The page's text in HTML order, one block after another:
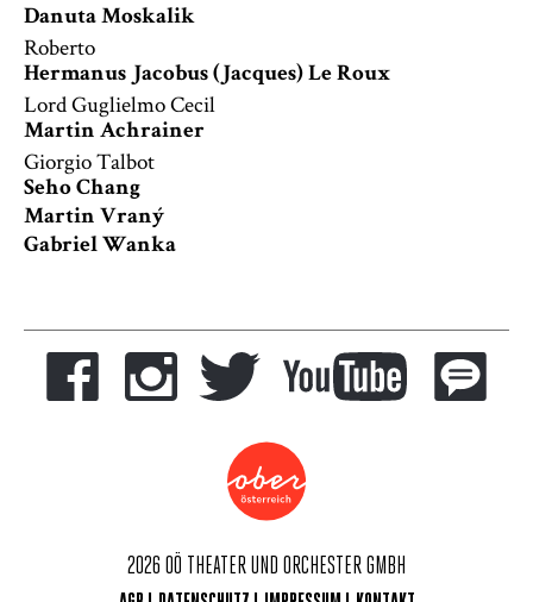
Danuta Moskalik
Roberto
Hermanus Jacobus (Jacques) Le Roux
Lord Guglielmo Cecil
Martin Achrainer
Giorgio Talbot
Seho Chang
Martin Vraný
Gabriel Wanka
2026 OÖ THEATER UND ORCHESTER GMBH